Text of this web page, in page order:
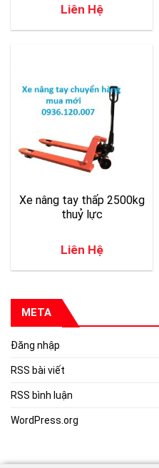
Liên Hệ
Xe nâng tay thấp 2500kg
thuỷ lực
Liên Hệ
META
Đăng nhập
RSS bài viết
RSS bình luận
WordPress.org